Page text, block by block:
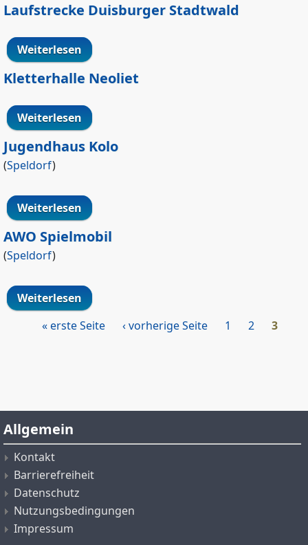
Laufstrecke Duisburger Stadtwald
Weiterlesen über Laufstrecke Duisburger Stadtwald
Kletterhalle Neoliet
Weiterlesen über Kletterhalle Neoliet
Jugendhaus Kolo
(Speldorf)
Weiterlesen über Jugendhaus Kolo
AWO Spielmobil
(Speldorf)
Weiterlesen über AWO Spielmobil
« erste Seite ‹ vorherige Seite 1 2 3
Allgemein
Kontakt
Barrierefreiheit
Datenschutz
Nutzungsbedingungen
Impressum